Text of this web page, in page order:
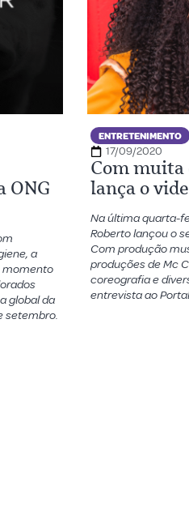
ONG
a
momento
global da
setembro.
ENTRETENIMENTO
17/09/2020
Com muita
lança o
Na última quarta-
Roberto lançou o
Com produção
produções de Mc
coreografia e
entrevista ao